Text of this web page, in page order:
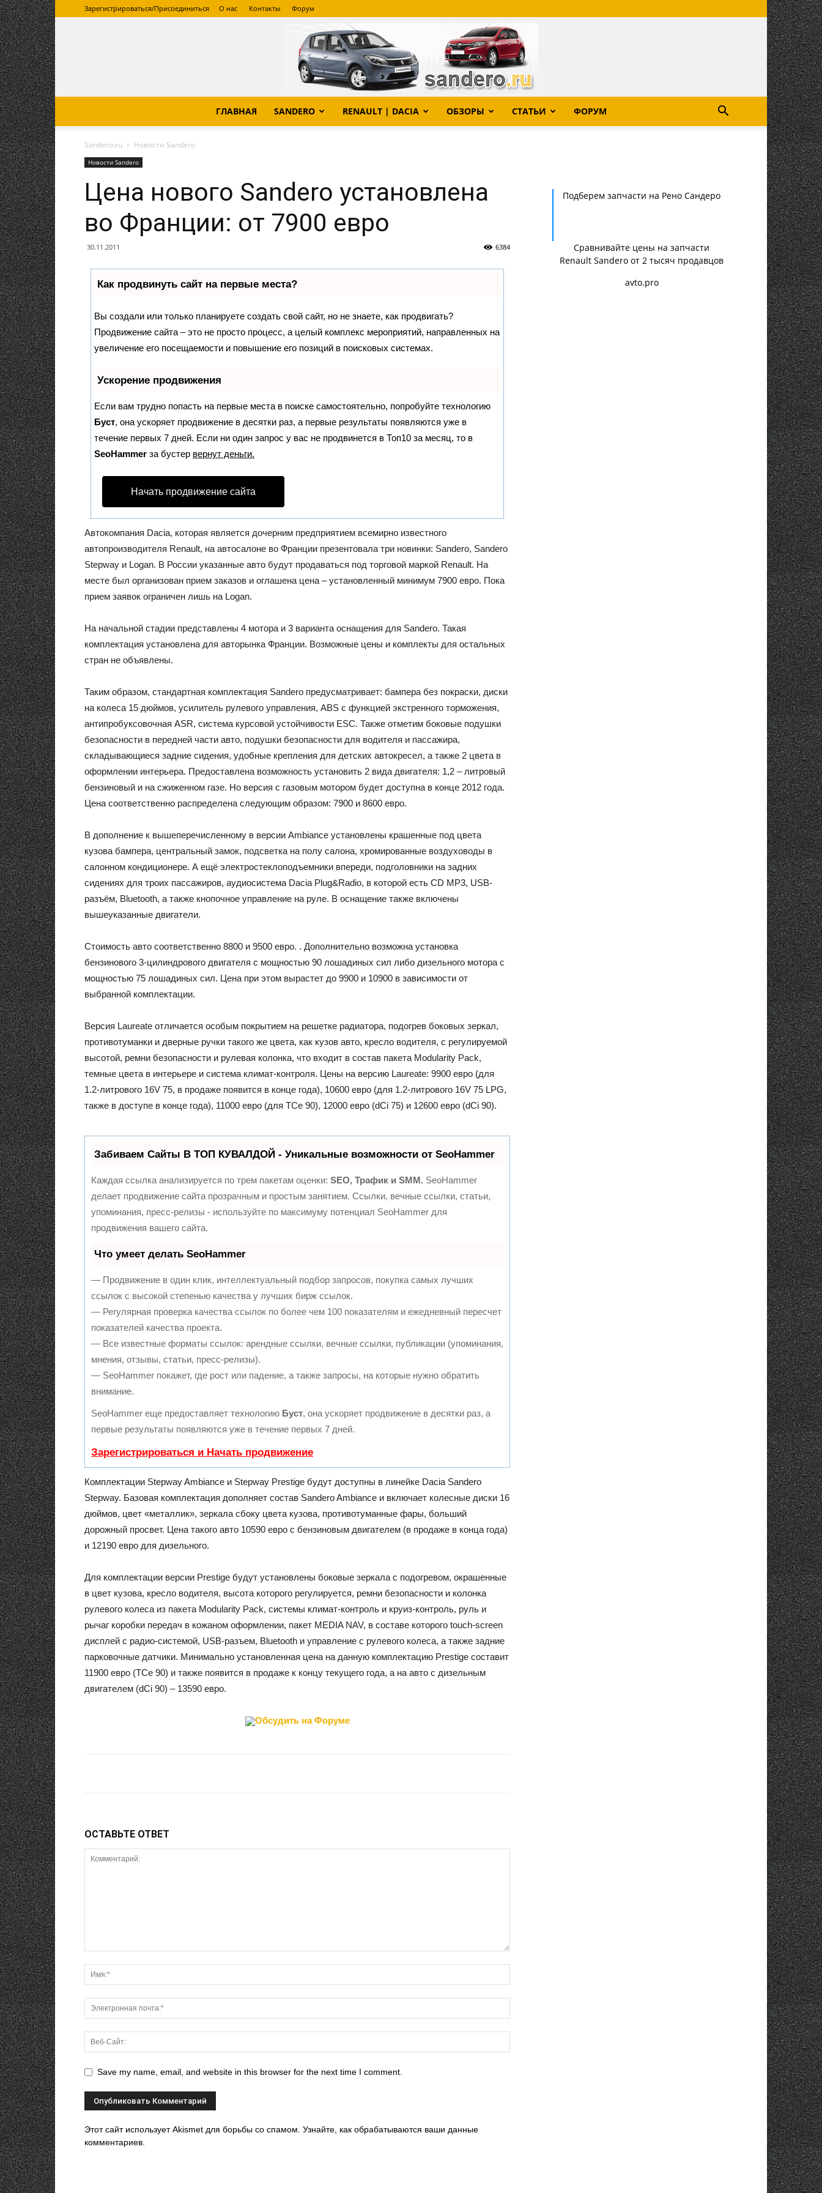
Зарегистрироваться/Присоединиться О нас Контакты Форум
ГЛАВНАЯ SANDERO RENAULT | DACIA ОБЗОРЫ СТАТЬИ ФОРУМ
Sandero.ru Новости Sandero
Новости Sandero
Цена нового Sandero установлена
во Франции: от 7900 евро
30.11.2011 6384
Как продвинуть сайт на первые места?
Вы создали или только планируете создать свой сайт, но не знаете, как продвигать?
Продвижение сайта – это не просто процесс, а целый комплекс мероприятий, направленных на
увеличение его посещаемости и повышение его позиций в поисковых системах.
Ускорение продвижения
Если вам трудно попасть на первые места в поиске самостоятельно, попробуйте технологию
Буст, она ускоряет продвижение в десятки раз, а первые результаты появляются уже в
течение первых 7 дней. Если ни один запрос у вас не продвинется в Топ10 за месяц, то в
SeoHammer за бустер вернут деньги.
Начать продвижение сайта
Автокомпания Dacia, которая является дочерним предприятием всемирно известного
автопроизводителя Renault, на автосалоне во Франции презентовала три новинки: Sandero, Sandero
Stepway и Logan. В России указанные авто будут продаваться под торговой маркой Renault. На
месте был организован прием заказов и оглашена цена – установленный минимум 7900 евро. Пока
прием заявок ограничен лишь на Logan.
На начальной стадии представлены 4 мотора и 3 варианта оснащения для Sandero. Такая
комплектация установлена для авторынка Франции. Возможные цены и комплекты для остальных
стран не объявлены.
Таким образом, стандартная комплектация Sandero предусматривает: бампера без покраски, диски
на колеса 15 дюймов, усилитель рулевого управления, ABS с функцией экстренного торможения,
антипробуксовочная ASR, система курсовой устойчивости ESC. Также отметим боковые подушки
безопасности в передней части авто, подушки безопасности для водителя и пассажира,
складывающиеся задние сидения, удобные крепления для детских автокресел, а также 2 цвета в
оформлении интерьера. Предоставлена возможность установить 2 вида двигателя: 1,2 – литровый
бензиновый и на сжиженном газе. Но версия с газовым мотором будет доступна в конце 2012 года.
Цена соответственно распределена следующим образом: 7900 и 8600 евро.
В дополнение к вышеперечисленному в версии Ambiance установлены крашенные под цвета
кузова бампера, центральный замок, подсветка на полу салона, хромированные воздуховоды в
салонном кондиционере. А ещё электростеклоподъемники впереди, подголовники на задних
сидениях для троих пассажиров, аудиосистема Dacia Plug&Radio, в которой есть CD MP3, USB-
разъём, Bluetooth, а также кнопочное управление на руле. В оснащение также включены
вышеуказанные двигатели.
Стоимость авто соответственно 8800 и 9500 евро. . Дополнительно возможна установка
бензинового 3-цилиндрового двигателя с мощностью 90 лошадиных сил либо дизельного мотора с
мощностью 75 лошадиных сил. Цена при этом вырастет до 9900 и 10900 в зависимости от
выбранной комплектации.
Версия Laureate отличается особым покрытием на решетке радиатора, подогрев боковых зеркал,
противотуманки и дверные ручки такого же цвета, как кузов авто, кресло водителя, с регулируемой
высотой, ремни безопасности и рулевая колонка, что входит в состав пакета Modularity Pack,
темные цвета в интерьере и система климат-контроля. Цены на версию Laureate: 9900 евро (для
1.2-литрового 16V 75, в продаже появится в конце года), 10600 евро (для 1.2-литрового 16V 75 LPG,
также в доступе в конце года), 11000 евро (для TCe 90), 12000 евро (dCi 75) и 12600 евро (dCi 90).
Забиваем Сайты В ТОП КУВАЛДОЙ - Уникальные возможности от SeoHammer
Каждая ссылка анализируется по трем пакетам оценки: SEO, Трафик и SMM. SeoHammer
делает продвижение сайта прозрачным и простым занятием. Ссылки, вечные ссылки, статьи,
упоминания, пресс-релизы - используйте по максимуму потенциал SeoHammer для
продвижения вашего сайта.
Что умеет делать SeoHammer
— Продвижение в один клик, интеллектуальный подбор запросов, покупка самых лучших
ссылок с высокой степенью качества у лучших бирж ссылок.
— Регулярная проверка качества ссылок по более чем 100 показателям и ежедневный пересчет
показателей качества проекта.
— Все известные форматы ссылок: арендные ссылки, вечные ссылки, публикации (упоминания,
мнения, отзывы, статьи, пресс-релизы).
— SeoHammer покажет, где рост или падение, а также запросы, на которые нужно обратить
внимание.
SeoHammer еще предоставляет технологию Буст, она ускоряет продвижение в десятки раз, а
первые результаты появляются уже в течение первых 7 дней.
Зарегистрироваться и Начать продвижение
Комплектации Stepway Ambiance и Stepway Prestige будут доступны в линейке Dacia Sandero
Stepway. Базовая комплектация дополняет состав Sandero Ambiance и включает колесные диски 16
дюймов, цвет «металлик», зеркала сбоку цвета кузова, противотуманные фары, больший
дорожный просвет. Цена такого авто 10590 евро с бензиновым двигателем (в продаже в конца года)
и 12190 евро для дизельного.
Для комплектации версии Prestige будут установлены боковые зеркала с подогревом, окрашенные
в цвет кузова, кресло водителя, высота которого регулируется, ремни безопасности и колонка
рулевого колеса из пакета Modularity Pack, системы климат-контроль и круиз-контроль, руль и
рычаг коробки передач в кожаном оформлении, пакет MEDIA NAV, в составе которого touch-screen
дисплей с радио-системой, USB-разъем, Bluetooth и управление с рулевого колеса, а также задние
парковочные датчики. Минимально установленная цена на данную комплектацию Prestige составит
11900 евро (TCe 90) и также появится в продаже к концу текущего года, а на авто с дизельным
двигателем (dCi 90) – 13590 евро.
Обсудить на Форуме
ОСТАВЬТЕ ОТВЕТ
Save my name, email, and website in this browser for the next time I comment.
Этот сайт использует Akismet для борьбы со спамом. Узнайте, как обрабатываются ваши данные
комментариев.
Подберем запчасти на Рено Сандеро
Сравнивайте цены на запчасти
Renault Sandero от 2 тысяч продавцов
avto.pro